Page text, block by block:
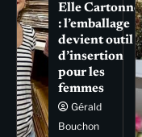
Elle Cartonne
: l’emballage
devient outil
d’insertion
pour les
femmes
Gérald
Bouchon